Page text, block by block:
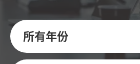
所有年份